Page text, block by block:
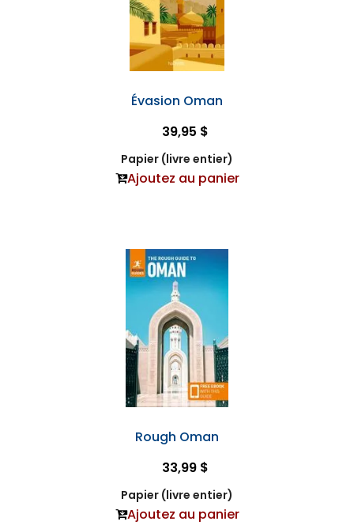
Évasion Oman
39,95 $
Papier (livre entier)
Ajoutez au panier
Rough Oman
33,99 $
Papier (livre entier)
Ajoutez au panier